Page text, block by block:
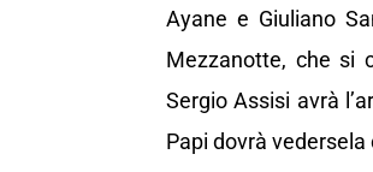
Ayane e Giuliano
Mezzanotte, che si
Sergio Assisi avrà
Papi dovrà